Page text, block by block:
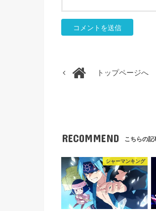
トップページへ
RECOMMEND こちらの記
シャーマンキング